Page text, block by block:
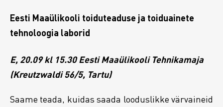
Eesti Maaülikooli toiduteaduse ja toiduainete
tehnoloogia laborid
E, 20.09 kl 15.30 Eesti Maaülikooli Tehnikamaja
(Kreutzwaldi 56/5, Tartu)
Saame teada, kuidas saada looduslikke värvaineid